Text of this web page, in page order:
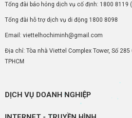
Tổng đài báo hỏng dịch vụ cố định: 1800 8119
Tổng đài hỗ trợ dịch vụ di động 1800 8098
Email: viettelhochiminh@gmail.com
Địa chỉ: Tòa nhà Viettel Complex Tower, Số 285
TPHCM
DỊCH VỤ DOANH NGHIỆP